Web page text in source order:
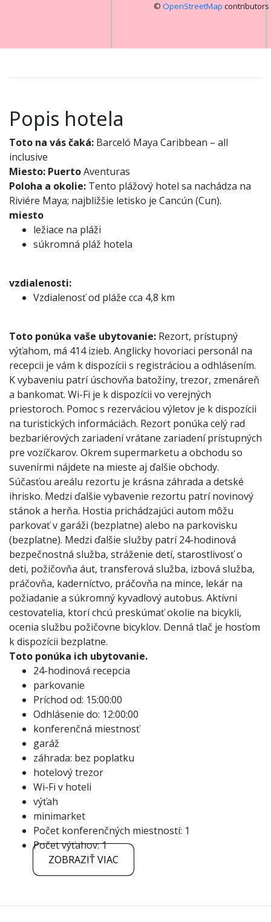
© OpenStreetMap contributors
Popis hotela
Toto na vás čaká: Barceló Maya Caribbean – all
inclusive
Miesto: PuertoAventuras
Poloha a okolie: Tento plážový hotel sa nachádza na
Riviére Maya; najbližšie letisko je Cancún (Cun).
miesto
ležiace na pláži
súkromná pláž hotela
vzdialenosti:
Vzdialenosť od pláže cca 4,8 km
Toto ponúka vaše ubytovanie: Rezort, prístupný
výťahom, má 414 izieb. Anglicky hovoriaci personál na
recepcii je vám k dispozícii s registráciou a odhlásením.
K vybaveniu patrí úschovňa batožiny, trezor, zmenáreň
a bankomat. Wi-Fi je k dispozícii vo verejných
priestoroch. Pomoc s rezerváciou výletov je k dispozícii
na turistických informáciách. Rezort ponúka celý rad
bezbariérových zariadení vrátane zariadení prístupných
pre vozíčkarov. Okrem supermarketu a obchodu so
suvenírmi nájdete na mieste aj ďalšie obchody.
Súčasťou areálu rezortu je krásna záhrada a detské
ihrisko. Medzi ďalšie vybavenie rezortu patrí novinový
stánok a herňa. Hostia prichádzajúci autom môžu
parkovať v garáži (bezplatne) alebo na parkovisku
(bezplatne). Medzi ďalšie služby patrí 24-hodinová
bezpečnostná služba, stráženie detí, starostlivosť o
deti, požičovňa áut, transferová služba, izbová služba,
práčovňa, kaderníctvo, práčovňa na mince, lekár na
požiadanie a súkromný kyvadlový autobus. Aktívni
cestovatelia, ktorí chcú preskúmať okolie na bicykli,
ocenia službu požičovne bicyklov. Denná tlač je hosťom
k dispozícii bezplatne.
Toto ponúka ich ubytovanie.
24-hodinová recepcia
parkovanie
Príchod od: 15:00:00
Odhlásenie do: 12:00:00
konferenčná miestnosť
garáž
záhrada: bez poplatku
hotelový trezor
Wi-Fi v hoteli
výťah
minimarket
Počet konferenčných miestností: 1
Počet výťahov: 1
ZOBRAZIŤ VIAC